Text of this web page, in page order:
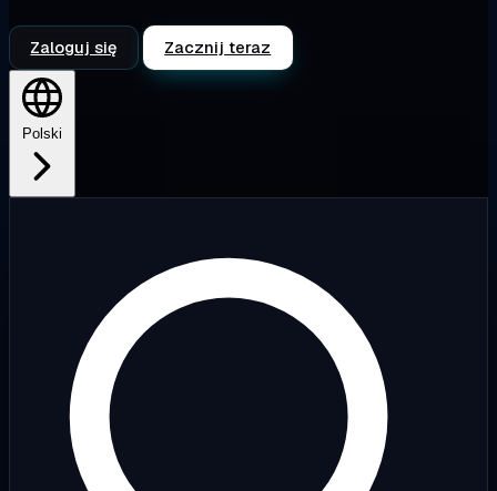
Zaloguj się Zacznij teraz
Polski